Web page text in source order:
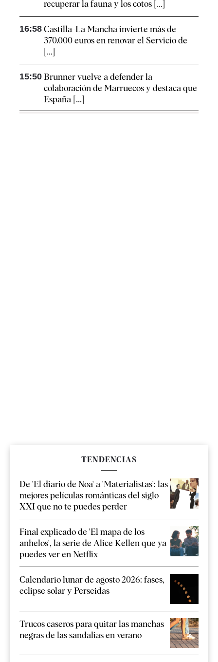
recuperar la fauna y los cotos [...]
16:58 Castilla-La Mancha invierte más de
370.000 euros en renovar el Servicio de
[...]
15:50 Brunner vuelve a defender la
colaboración de Marruecos y destaca que
España [...]
TENDENCIAS
De 'El diario de Noa' a 'Materialistas': las
mejores películas románticas del siglo
XXI que no te puedes perder
Final explicado de 'El mapa de los
anhelos', la serie de Alice Kellen que ya
puedes ver en Netflix
Calendario lunar de agosto 2026: fases,
eclipse solar y Perseidas
Trucos caseros para quitar las manchas
negras de las sandalias en verano